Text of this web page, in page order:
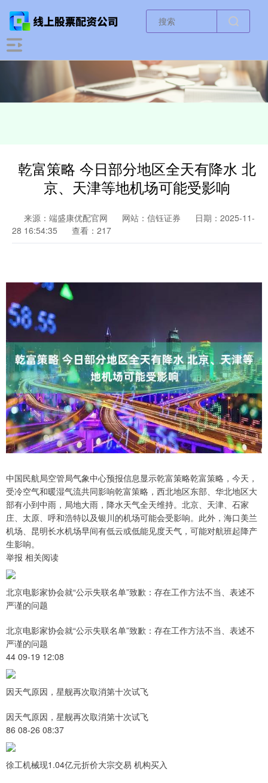
乾富策略 今日部分地区全天有降水 北
京、天津等地机场可能受影响
来源：端盛康优配官网 网站：信钰证券
日期：2025-11-
28 16:54:35
查看：217
中国民航局空管局气象中心预报信息显示乾富策略乾富策略，今天，
受冷空气和暖湿气流共同影响乾富策略，西北地区东部、华北地区大
部有小到中雨，局地大雨，降水天气全天维持。北京、天津、石家
庄、太原、呼和浩特以及银川的机场可能会受影响。此外，海口美兰
机场、昆明长水机场早间有低云或低能见度天气，可能对航班起降产
生影响。
举报 相关阅读
北京电影家协会就“公示失联名单”致歉：存在工作方法不当、表述不
严谨的问题
北京电影家协会就“公示失联名单”致歉：存在工作方法不当、表述不
严谨的问题
44 09-19 12:08
因天气原因，星舰再次取消第十次试飞
因天气原因，星舰再次取消第十次试飞
86 08-26 08:37
徐工机械现1.04亿元折价大宗交易 机构买入